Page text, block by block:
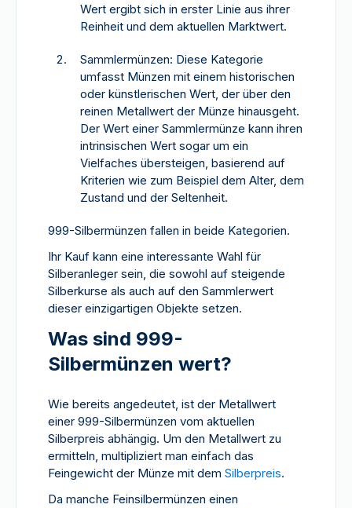
Wert ergibt sich in erster Linie aus ihrer
Reinheit und dem aktuellen Marktwert.
Sammlermünzen: Diese Kategorie
umfasst Münzen mit einem historischen
oder künstlerischen Wert, der über den
reinen Metallwert der Münze hinausgeht.
Der Wert einer Sammlermünze kann ihren
intrinsischen Wert sogar um ein
Vielfaches übersteigen, basierend auf
Kriterien wie zum Beispiel dem Alter, dem
Zustand und der Seltenheit.
999-Silbermünzen fallen in beide Kategorien.
Ihr Kauf kann eine interessante Wahl für
Silberanleger sein, die sowohl auf steigende
Silberkurse als auch auf den Sammlerwert
dieser einzigartigen Objekte setzen.
Was sind 999-
Silbermünzen wert?
Wie bereits angedeutet, ist der Metallwert
einer 999-Silbermünzen vom aktuellen
Silberpreis abhängig. Um den Metallwert zu
ermitteln, multipliziert man einfach das
Feingewicht der Münze mit dem Silberpreis.
Da manche Feinsilbermünzen einen